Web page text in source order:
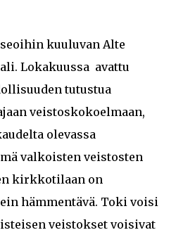
kuuluvan Alte
Lokakuussa avattu
tutustua
veistoskokoelmaan,
olevassa
valkoisten veistosten
kirkkotilaan on
hämmentävä. Toki voisi
veistokset voisivat